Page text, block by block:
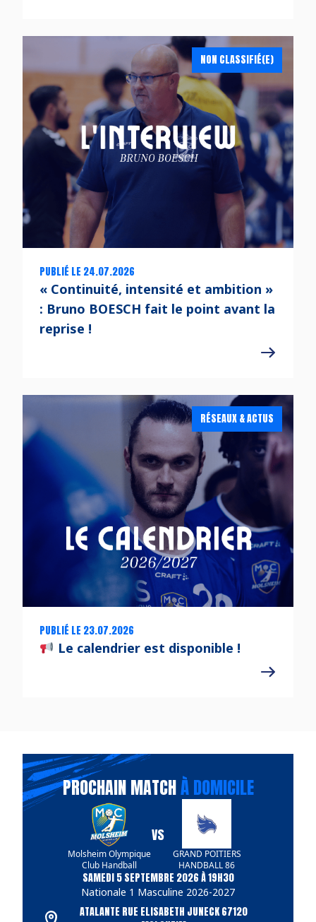
NON CLASSIFIÉ(E)
PUBLIÉ LE 24.07.2026
« Continuité, intensité et ambition »
: Bruno BOESCH fait le point avant la
reprise !
RÉSEAUX & ACTUS
PUBLIÉ LE 23.07.2026
Le calendrier est disponible !
PROCHAIN MATCHÀ DOMICILE
Molsheim Olympique
Club Handball
VS
GRAND POITIERS
HANDBALL 86
SAMEDI 5 SEPTEMBRE 2026 À 19H30
Nationale 1 Masculine 2026-2027
ATALANTE RUE ELISABETH JUNECK 67120